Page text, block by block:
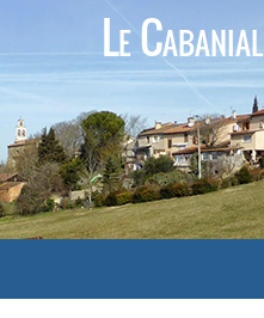
Le Cabanial